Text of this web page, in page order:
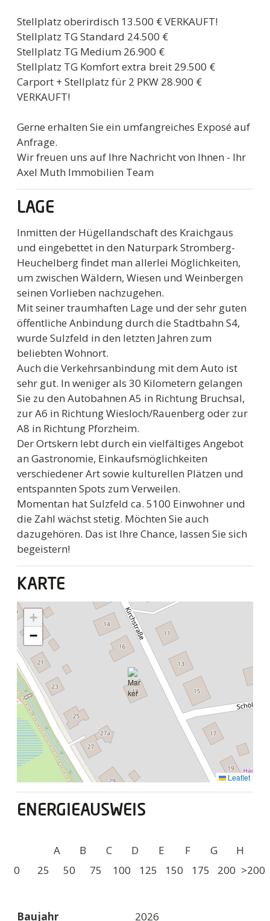
Stellplatz oberirdisch 13.500 € VERKAUFT!
Stellplatz TG Standard 24.500 €
Stellplatz TG Medium 26.900 €
Stellplatz TG Komfort extra breit 29.500 €
Carport + Stellplatz für 2 PKW 28.900 €
VERKAUFT!
Gerne erhalten Sie ein umfangreiches Exposé auf
Anfrage.
Wir freuen uns auf Ihre Nachricht von Ihnen - Ihr
Axel Muth Immobilien Team
LAGE
Inmitten der Hügellandschaft des Kraichgaus
und eingebettet in den Naturpark Stromberg-
Heuchelberg findet man allerlei Möglichkeiten,
um zwischen Wäldern, Wiesen und Weinbergen
seinen Vorlieben nachzugehen.
Mit seiner traumhaften Lage und der sehr guten
öffentliche Anbindung durch die Stadtbahn S4,
wurde Sulzfeld in den letzten Jahren zum
beliebten Wohnort.
Auch die Verkehrsanbindung mit dem Auto ist
sehr gut. In weniger als 30 Kilometern gelangen
Sie zu den Autobahnen A5 in Richtung Bruchsal,
zur A6 in Richtung Wiesloch/Rauenberg oder zur
A8 in Richtung Pforzheim.
Der Ortskern lebt durch ein vielfältiges Angebot
an Gastronomie, Einkaufsmöglichkeiten
verschiedener Art sowie kulturellen Plätzen und
entspannten Spots zum Verweilen.
Momentan hat Sulzfeld ca. 5100 Einwohner und
die Zahl wächst stetig. Möchten Sie auch
dazugehören. Das ist Ihre Chance, lassen Sie sich
begeistern!
KARTE
+
−
Leaflet
ENERGIEAUSWEIS
0
25
A
50
B
75
C
100
D
125
E
150
F
175
G
200
H
>200
Baujahr 2026